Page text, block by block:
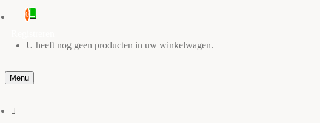
0
U heeft nog geen producten in uw winkelwagen.
Menu